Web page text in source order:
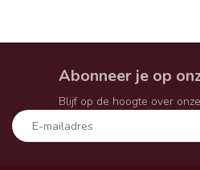
Abonneer je op
Blijf op de hoogte over